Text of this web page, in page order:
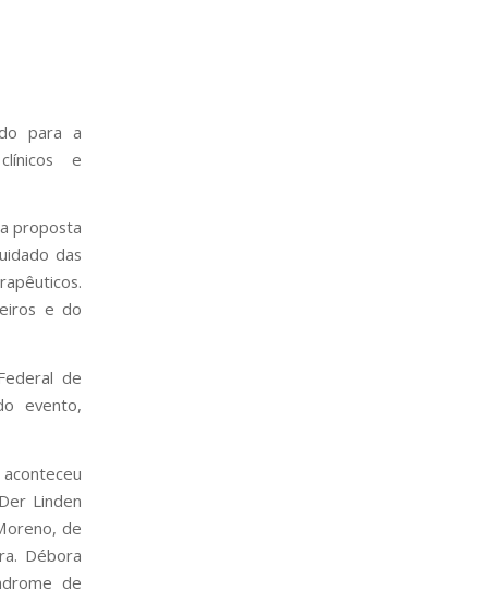
para a
e
proposta
das
e do
de
evento,
Linden
de
Débora
de